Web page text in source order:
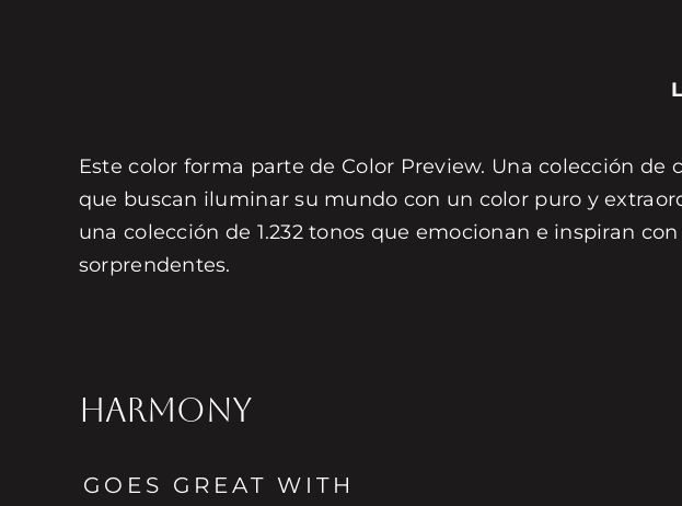
Este color forma parte de Color Preview. Una colección
que buscan iluminar su mundo con un color puro y
una colección de 1.232 tonos que emocionan e inspiran
sorprendentes.
HARMONY
GOES GREAT WITH